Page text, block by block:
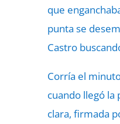
que
punta se
Castro
Corría el
cuando llegó la
clara, firmada